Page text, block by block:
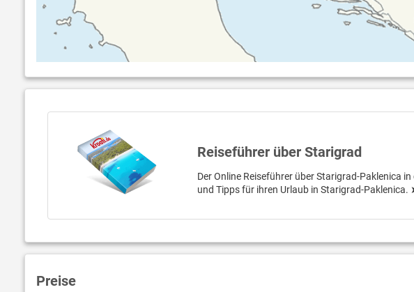
Reiseführer über Starigrad
Der Online Reiseführer über Starigrad-Paklenica
und Tipps für ihren Urlaub in Starigrad-
Preise